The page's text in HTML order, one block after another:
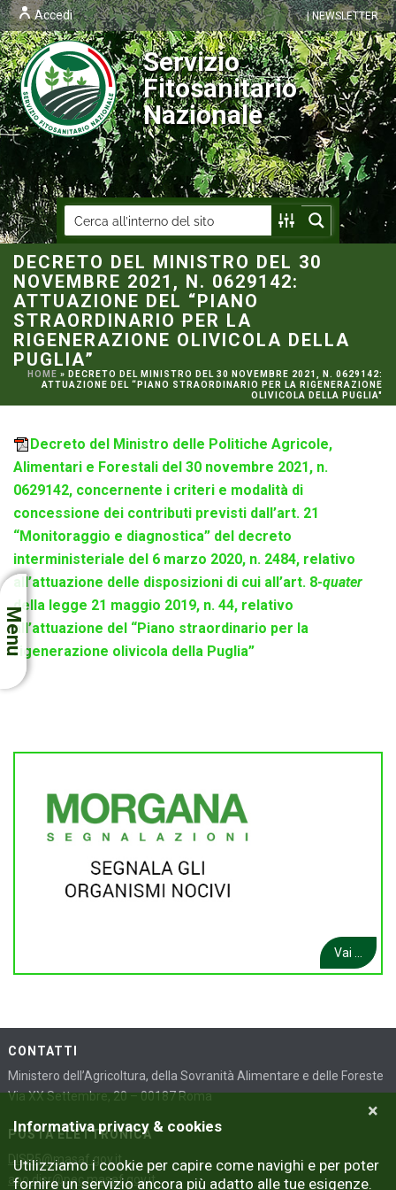
| NEWSLETTER
Accedi
Servizio
Fitosanitario
Nazionale
DECRETO DEL MINISTRO DEL 30
NOVEMBRE 2021, N. 0629142:
ATTUAZIONE DEL “PIANO
STRAORDINARIO PER LA
RIGENERAZIONE OLIVICOLA DELLA
PUGLIA”
HOME » DECRETO DEL MINISTRO DEL 30 NOVEMBRE 2021, N. 0629142:
ATTUAZIONE DEL “PIANO STRAORDINARIO PER LA RIGENERAZIONE
OLIVICOLA DELLA PUGLIA"
Menu
Decreto del Ministro delle Politiche Agricole,
Alimentari e Forestali del 30 novembre 2021, n.
0629142, concernente i criteri e modalità di
concessione dei contributi previsti dall’art. 21
“Monitoraggio e diagnostica” del decreto
interministeriale del 6 marzo 2020, n. 2484, relativo
all’attuazione delle disposizioni di cui all’art. 8-quater
della legge 21 maggio 2019, n. 44, relativo
all’attuazione del “Piano straordinario per la
rigenerazione olivicola della Puglia”
Vai ...
CONTATTI
Ministero dell’Agricoltura, della Sovranità Alimentare e delle Foreste
Via XX Settembre, 20 – 00187 Roma
POSTA ELETTRONICA
DISR5@masaf.gov.it
aoo.disr@pec.masaf.gov.it
×
Informativa privacy & cookies
Utilizziamo i cookie per capire come navighi e per poter
fornire un servizio ancora più adatto alle tue esigenze.